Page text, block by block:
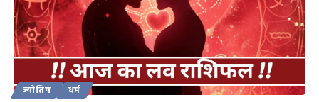
ज्योतिष धर्म